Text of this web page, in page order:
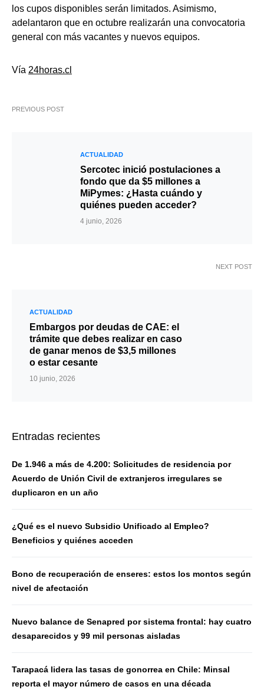
los cupos disponibles serán limitados. Asimismo,
adelantaron que en octubre realizarán una convocatoria
general con más vacantes y nuevos equipos.
Vía 24horas.cl
PREVIOUS POST
ACTUALIDAD
Sercotec inició postulaciones a
fondo que da $5 millones a
MiPymes: ¿Hasta cuándo y
quiénes pueden acceder?
4 junio, 2026
NEXT POST
ACTUALIDAD
Embargos por deudas de CAE: el
trámite que debes realizar en caso
de ganar menos de $3,5 millones
o estar cesante
10 junio, 2026
Entradas recientes
De 1.946 a más de 4.200: Solicitudes de residencia por
Acuerdo de Unión Civil de extranjeros irregulares se
duplicaron en un año
¿Qué es el nuevo Subsidio Unificado al Empleo?
Beneficios y quiénes acceden
Bono de recuperación de enseres: estos los montos según
nivel de afectación
Nuevo balance de Senapred por sistema frontal: hay cuatro
desaparecidos y 99 mil personas aisladas
Tarapacá lidera las tasas de gonorrea en Chile: Minsal
reporta el mayor número de casos en una década